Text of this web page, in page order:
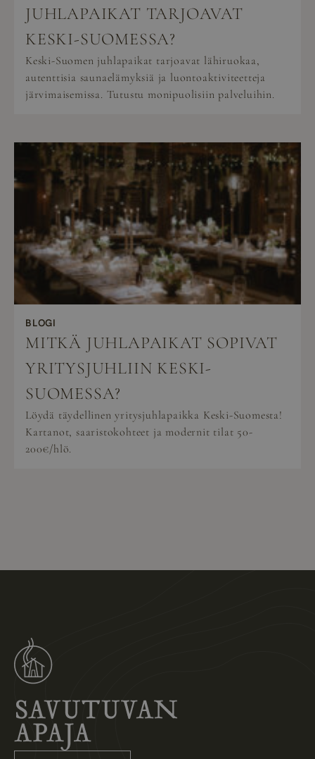
JUHLAPAIKAT TARJOAVAT
KESKI-SUOMESSA?
Keski-Suomen juhlapaikat tarjoavat lähiruokaa,
autenttisia saunaelämyksiä ja luontoaktiviteetteja
järvimaisemissa. Tutustu monipuolisiin palveluihin.
BLOGI
MITKÄ JUHLAPAIKAT SOPIVAT
YRITYSJUHLIIN KESKI-
SUOMESSA?
Löydä täydellinen yritysjuhlapaikka Keski-Suomesta!
Kartanot, saaristokohteet ja modernit tilat 50-
200€/hlö.